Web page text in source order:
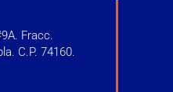
Fracc.
C.P. 74160.